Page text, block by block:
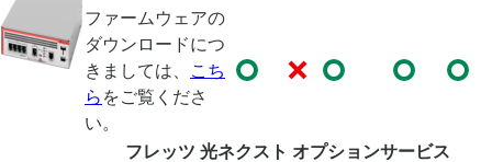
ファームウェアの
ダウンロードにつ
きましては、
こち
ら をご覧くださ
い。
フレッツ 光ネクスト オプションサービス